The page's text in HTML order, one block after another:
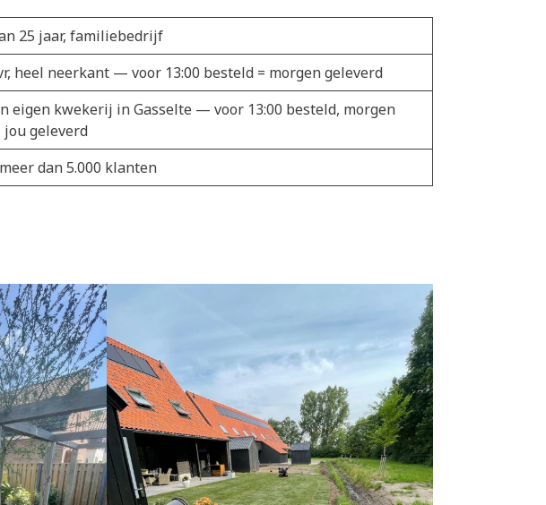
25 jaar, familiebedrijf
heel neerkant — voor 13:00 besteld = morgen geleverd
eigen kwekerij in Gasselte — voor 13:00 besteld, morgen
geleverd
dan 5.000 klanten